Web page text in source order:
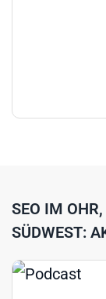
SEO IM
SÜDWEST: